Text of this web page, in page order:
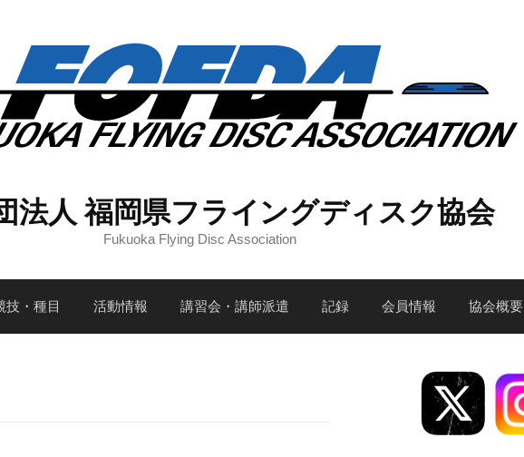
法人 福岡県フライングディスク協会
Fukuoka Flying Disc Association
技・種目 活動情報 講習会・講師派遣 記録 会員情報 協会概要